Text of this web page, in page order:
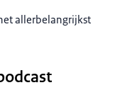
allerbelangrijkst